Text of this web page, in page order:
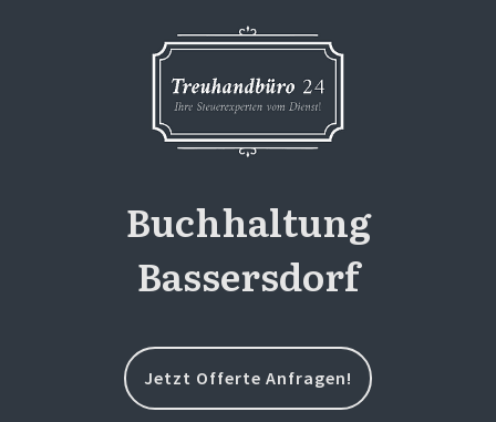
Buchhaltung
Bassersdorf
Jetzt Offerte Anfragen!